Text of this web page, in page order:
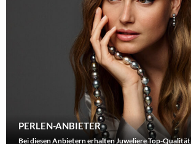
PERLEN-ANBIETER
Bei diesen Anbietern erhalten Juweliere Top-Qualität